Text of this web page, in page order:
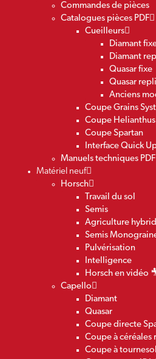
Commandes de pièces
Catalogues pièces PDF
Cueilleurs
Diamant
Diamant
Quasar fixe
Quasar
Anciens
Coupe Grains
Coupe Helianthus
Coupe Spartan
Interface Quick
Manuels techniques PDF
Matériel neuf
Horsch
Travail du sol
Semis
Agriculture
Semis
Pulvérisation
Intelligence
Horsch en vidéo
Capello
Diamant
Quasar
Coupe directe
Coupe à céréales
Coupe à